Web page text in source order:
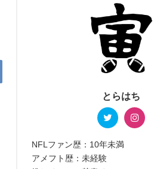
とらはち
NFLファン歴：10年未満
アメフト歴：未経験